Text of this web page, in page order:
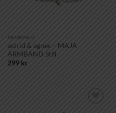
ARMBAND
astrid & agnes – MAJA
ARMBAND Stål
299 kr